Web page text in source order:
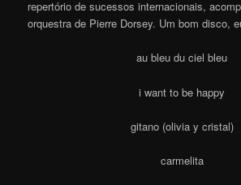
repertório de sucessos internacionais,
orquestra de Pierre Dorsey. Um bom disco,
au bleu du ciel bleu
i want to be happy
gitano (olivia y cristal)
carmelita